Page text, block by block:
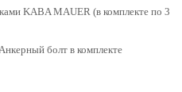
KABA MAUER (в комплекте по 3
болт в комплекте